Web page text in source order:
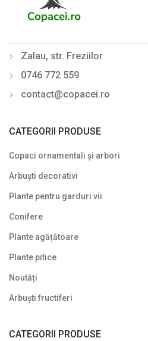
Zalau, str. Freziilor
0746 772 559
contact@copacei.ro
CATEGORII PRODUSE
Copaci ornamentali și arbori
Arbuști decorativi
Plante pentru garduri vii
Conifere
Plante agățătoare
Plante pitice
Noutăți
Arbuști fructiferi
CATEGORII PRODUSE